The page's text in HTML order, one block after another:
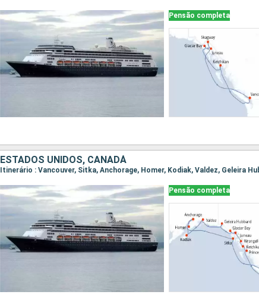
Pensão completa
ESTADOS UNIDOS, CANADÁ
Pensão completa